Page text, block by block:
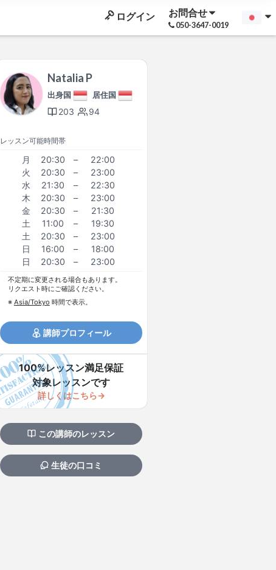
ログイン お問合せ
050-3647-0019
Natalia P
出身国 居住国
203 94
レッスン可能時間帯
月 20:30 –
22:00
火
20:30 –
23:00
水
21:30 –
22:30
木
20:30 –
23:00
金
20:30 –
21:30
土
11:00 –
19:30
土
20:30 –
23:00
日
16:00 –
18:00
日
20:30 – 23:00
不定期に変更される場合もあります。
リクエスト時にご確認ください。
※ Asia/Tokyo 時間で表示。
講師プロフィール
100%レッスン満足保証
対象レッスンです
詳しくはこちら→
この講師のレッスン
生徒の口コミ